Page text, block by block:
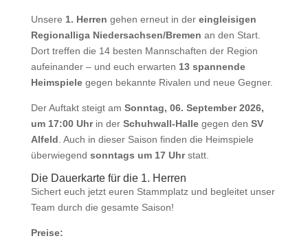
Unsere 1. Herren gehen erneut in der eingleisigen
Regionalliga Niedersachsen/Bremen an den Start.
Dort treffen die 14 besten Mannschaften der Region
aufeinander – und euch erwarten 13 spannende
Heimspielegegen bekannte Rivalen und neue Gegner.
Der Auftakt steigt am Sonntag, 06. September 2026,
um 17:00 Uhrin der Schuhwall-Hallegegen den SV
Alfeld . Auch in dieser Saison finden die Heimspiele
überwiegend sonntags um 17 Uhrstatt.
Die Dauerkarte für die 1. Herren
Sichert euch jetzt euren Stammplatz und begleitet unser
Team durch die gesamte Saison!
Preise: